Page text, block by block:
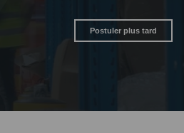
Postuler plus tard